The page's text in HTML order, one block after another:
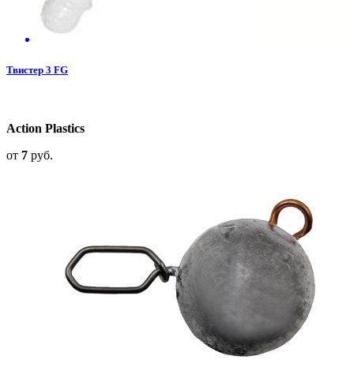
Твистер 3 FG
Action Plastics
от 7 руб.